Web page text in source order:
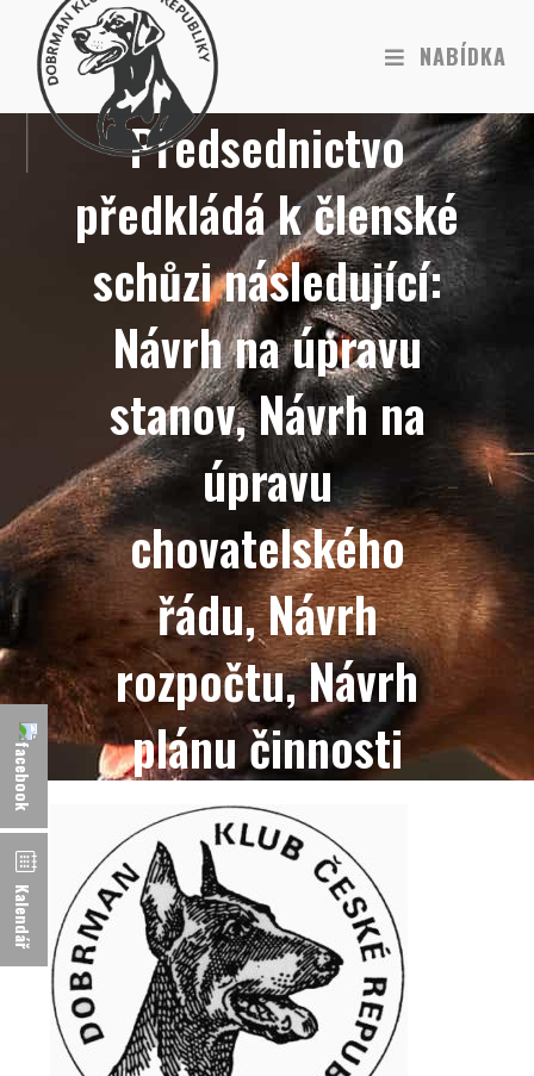
NABÍDKA
Předsednictvo
předkládá k členské
schůzi následující:
Návrh na úpravu
stanov, Návrh na
úpravu
chovatelského
řádu, Návrh
rozpočtu, Návrh
plánu činnosti
Kalendář